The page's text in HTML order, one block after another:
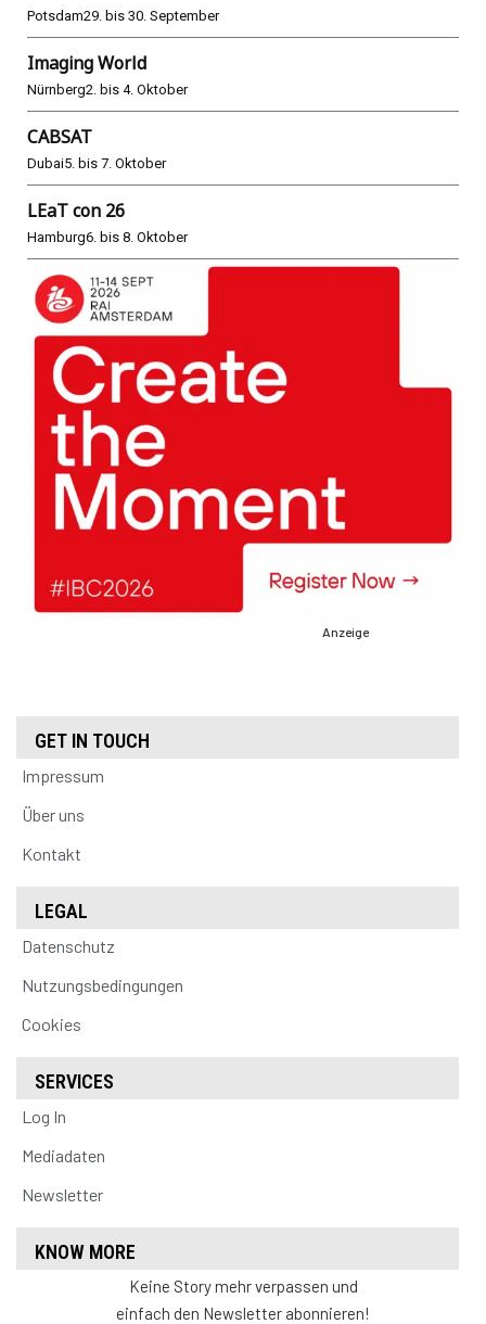
Potsdam29. bis 30. September
Imaging World
Nürnberg2. bis 4. Oktober
CABSAT
Dubai5. bis 7. Oktober
LEaT con 26
Hamburg6. bis 8. Oktober
Anzeige
GET IN TOUCH
Impressum
Über uns
Kontakt
LEGAL
Datenschutz
Nutzungsbedingungen
Cookies
SERVICES
Log In
Mediadaten
Newsletter
KNOW MORE
Keine Story mehr verpassen und
einfach den Newsletter abonnieren!